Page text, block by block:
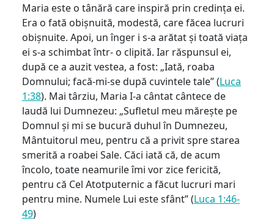
Maria este o tânără care inspiră prin credința ei.
Era o fată obișnuită, modestă, care făcea lucruri
obișnuite. Apoi, un înger i s-a arătat și toată viața
ei s-a schimbat într- o clipită. Iar răspunsul ei,
după ce a auzit vestea, a fost: „Iată, roaba
Domnului; facă-mi-se după cuvintele tale” (Luca
1:38). Mai târziu, Maria I-a cântat cântece de
laudă lui Dumnezeu: „Sufletul meu mărește pe
Domnul și mi se bucură duhul în Dumnezeu,
Mântuitorul meu, pentru că a privit spre starea
smerită a roabei Sale. Căci iată că, de acum
încolo, toate neamurile îmi vor zice fericită,
pentru că Cel Atotputernic a făcut lucruri mari
pentru mine. Numele Lui este sfânt” (Luca 1:46-
49)